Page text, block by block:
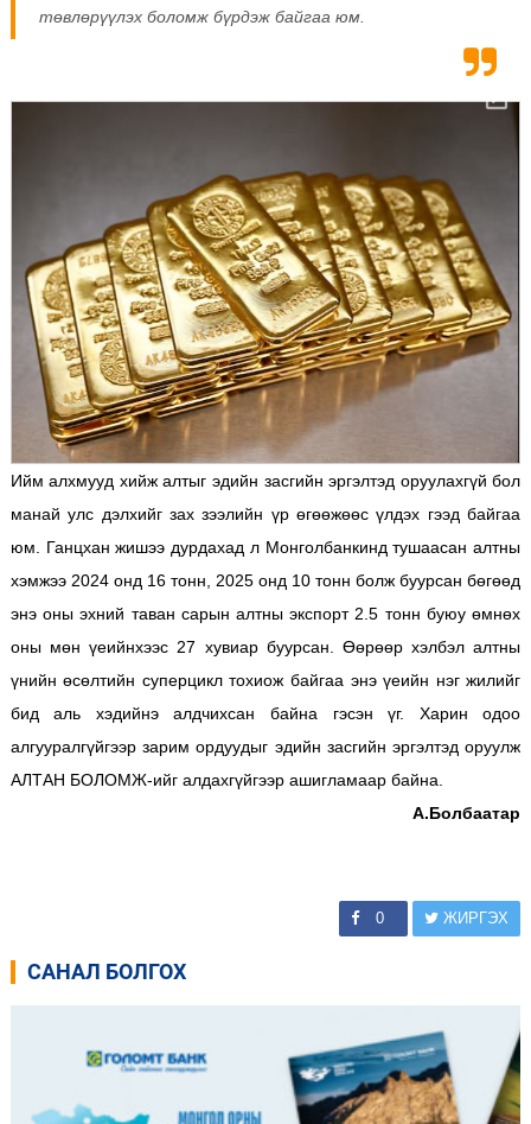
төвлөрүүлэх боломж бүрдэж байгаа юм.
Ийм алхмууд хийж алтыг эдийн засгийн эргэлтэд оруулахгүй бол
манай улс дэлхийг зах зээлийн үр өгөөжөөс үлдэх гээд байгаа
юм. Ганцхан жишээ дурдахад л Монголбанкинд тушаасан алтны
хэмжээ 2024 онд 16 тонн, 2025 онд 10 тонн болж буурсан бөгөөд
энэ оны эхний таван сарын алтны экспорт 2.5 тонн буюу өмнөх
оны мөн үеийнхээс 27 хувиар буурсан. Өөрөөр хэлбэл алтны
үнийн өсөлтийн суперцикл тохиож байгаа энэ үеийн нэг жилийг
бид аль хэдийнэ алдчихсан байна гэсэн үг. Харин одоо
алгууралгүйгээр зарим ордуудыг эдийн засгийн эргэлтэд оруулж
АЛТАН БОЛОМЖ-ийг алдахгүйгээр ашигламаар байна.
А.Болбаатар
0 ЖИРГЭХ
САНАЛ БОЛГОХ